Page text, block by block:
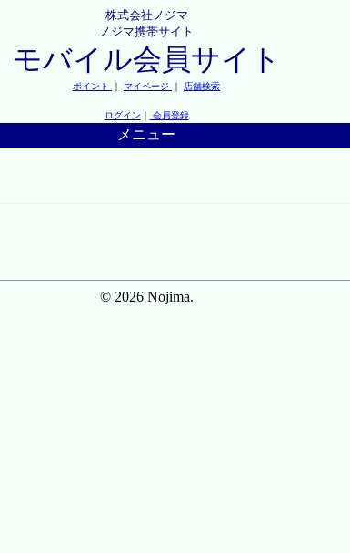
株式会社ノジマ
ノジマ携帯サイト
モバイル会員サイト
ポイント ｜ マイページ ｜ 店舗検索
ログイン ｜ 会員登録
メニュー
© 2026 Nojima.